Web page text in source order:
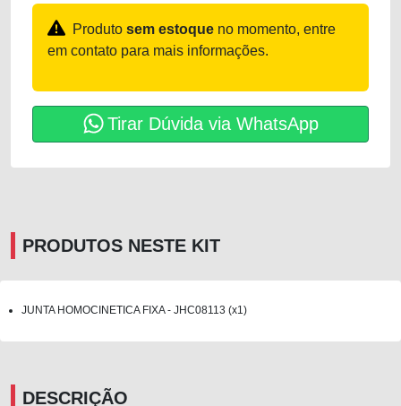
Produto sem estoque no momento, entre
em contato para mais informações.
Tirar Dúvida via WhatsApp
PRODUTOS NESTE KIT
JUNTA HOMOCINETICA FIXA - JHC08113 (x1)
DESCRIÇÃO